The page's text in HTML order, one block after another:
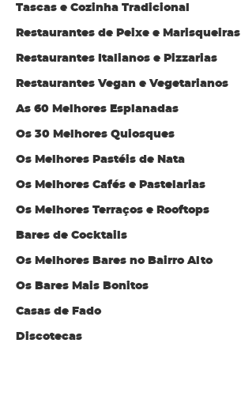
Tascas e Cozinha Tradicional
Restaurantes de Peixe e Marisqueiras
Restaurantes Italianos e Pizzarias
Restaurantes Vegan e Vegetarianos
As 60 Melhores Esplanadas
Os 30 Melhores Quiosques
Os Melhores Pastéis de Nata
Os Melhores Cafés e Pastelarias
Os Melhores Terraços e Rooftops
Bares de Cocktails
Os Melhores Bares no Bairro Alto
Os Bares Mais Bonitos
Casas de Fado
Discotecas